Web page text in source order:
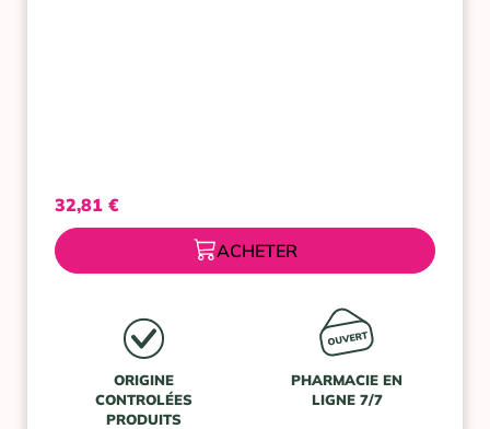
32,81 €
ACHETER
ORIGINE
CONTROLÉES
PRODUITS
PHARMACIE EN
LIGNE 7/7